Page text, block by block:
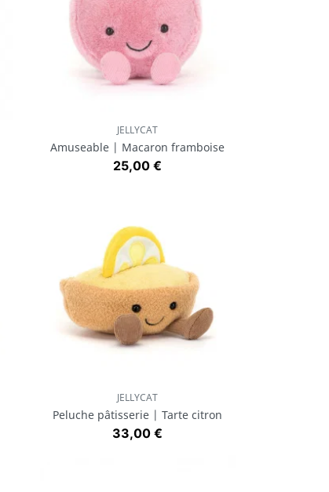
Aperçu rapide
JELLYCAT
Amuseable | Macaron framboise
Prix
25,00 €
Aperçu rapide
JELLYCAT
Peluche pâtisserie | Tarte citron
Prix
33,00 €